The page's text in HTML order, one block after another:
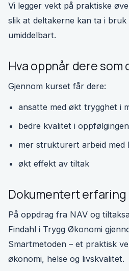
Vi legger vekt på praktiske
slik at deltakerne kan ta i
umiddelbart.
Hva oppnår dere som
Gjennom kurset får dere:
ansatte med økt trygghet i
bedre kvalitet i oppfølgingen
mer strukturert arbeid med
økt effekt av tiltak
Dokumentert
På oppdrag fra NAV og
Findahl i Trygg Økonomi
Smartmetoden – et praktisk
økonomi, helse og livskvalitet.